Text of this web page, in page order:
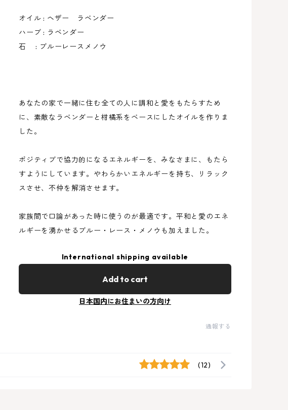
オイル : ヘザー ラベンダー
ハーブ : ラベンダー
石 : ブルーレースメノウ
あなたの家で一緒に住む全ての人に調和と愛をもたらすため
に、素敵なラベンダーと柑橘系をベースにしたオイルを作りま
した。
ポジティブで協力的になるエネルギーを、みなさまに、もたら
すようにしています。やわらかいエネルギーを持ち、リラック
スさせ、不仲を解消させます。
家族間で口論があった時に使うのが最適です。平和と愛のエネ
ルギーを湧かせるブルー・レース・メノウも加えました。
International shipping available
Add to cart
日本国内にお住まいの方向け
通報する
(12)